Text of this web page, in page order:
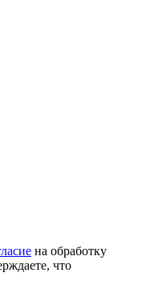
на обработку
что